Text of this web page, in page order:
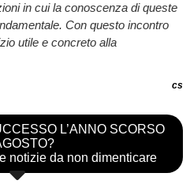
in cui la conoscenza di queste
Con questo incontro
utile e concreto alla
cs
L’ANNO SCORSO
notizie da non dimenticare